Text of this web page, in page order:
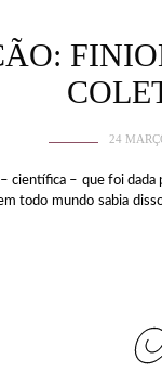
24
científica – que foi
todo mundo sabia